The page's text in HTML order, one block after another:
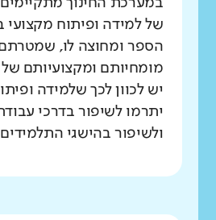
של למידה ופיתוח מקצועי
הספר ומחוצה לו,
מומחיותם ומקצועיותם של
יש לכוון לכך שלמידה
יתרמו לשיפור בדרכי
ולשיפור בהישגי